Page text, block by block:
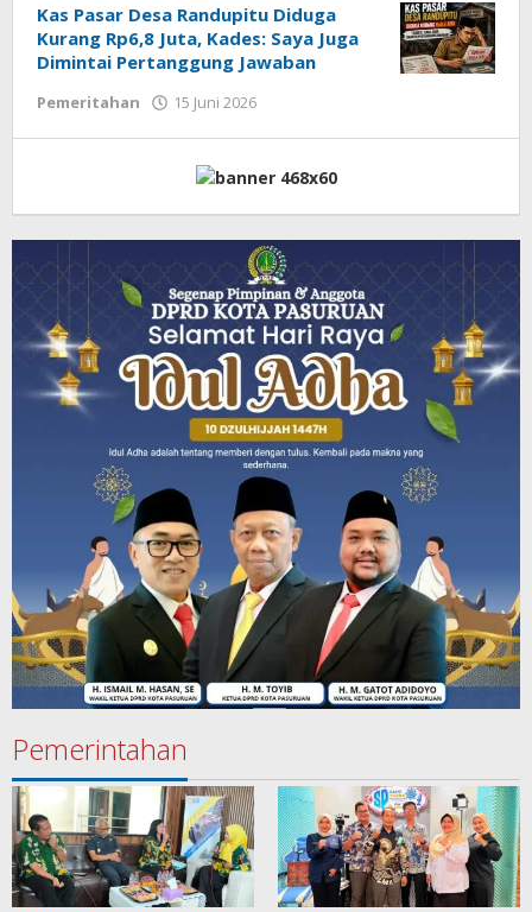
Kas Pasar Desa Randupitu Diduga
Kurang Rp6,8 Juta, Kades: Saya Juga
Dimintai Pertanggung Jawaban
Pemeritahan 15 Juni 2026
Pemerintahan